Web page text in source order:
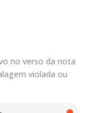
no verso da nota
violada ou